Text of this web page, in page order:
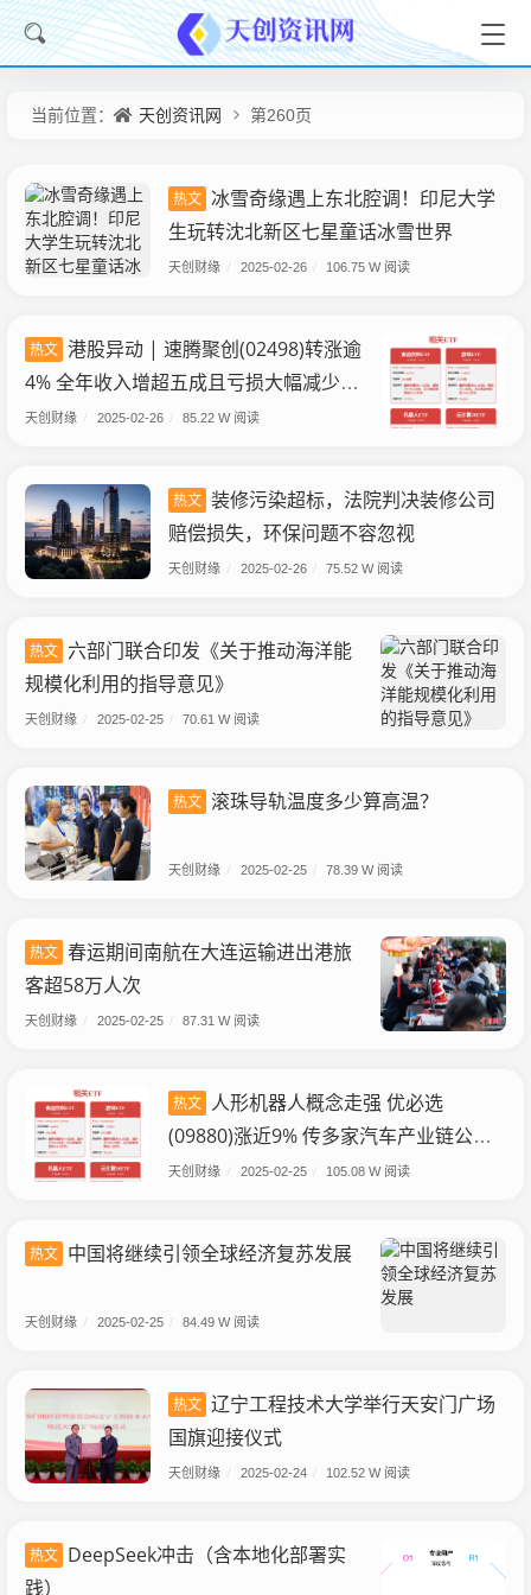
当前位置： 天创资讯网 第260页
热文 冰雪奇缘遇上东北腔调！印尼大学
生玩转沈北新区七星童话冰雪世界
天创财缘 2025-02-26 106.75 W 阅读
热文 港股异动 | 速腾聚创(02498)转涨逾
4% 全年收入增超五成且亏损大幅减少
激光雷达在机器人行业落地场景繁多
天创财缘 2025-02-26 85.22 W 阅读
热文 装修污染超标，法院判决装修公司
赔偿损失，环保问题不容忽视
天创财缘 2025-02-26 75.52 W 阅读
热文 六部门联合印发《关于推动海洋能
规模化利用的指导意见》
天创财缘 2025-02-25 70.61 W 阅读
热文 滚珠导轨温度多少算高温？
天创财缘 2025-02-25 78.39 W 阅读
热文 春运期间南航在大连运输进出港旅
客超58万人次
天创财缘 2025-02-25 87.31 W 阅读
热文 人形机器人概念走强 优必选
(09880)涨近9% 传多家汽车产业链公司
宣布切入“人形机器人”赛道
天创财缘 2025-02-25 105.08 W 阅读
热文 中国将继续引领全球经济复苏发展
天创财缘 2025-02-25 84.49 W 阅读
热文 辽宁工程技术大学举行天安门广场
国旗迎接仪式
天创财缘 2025-02-24 102.52 W 阅读
热文 DeepSeek冲击（含本地化部署实
践）